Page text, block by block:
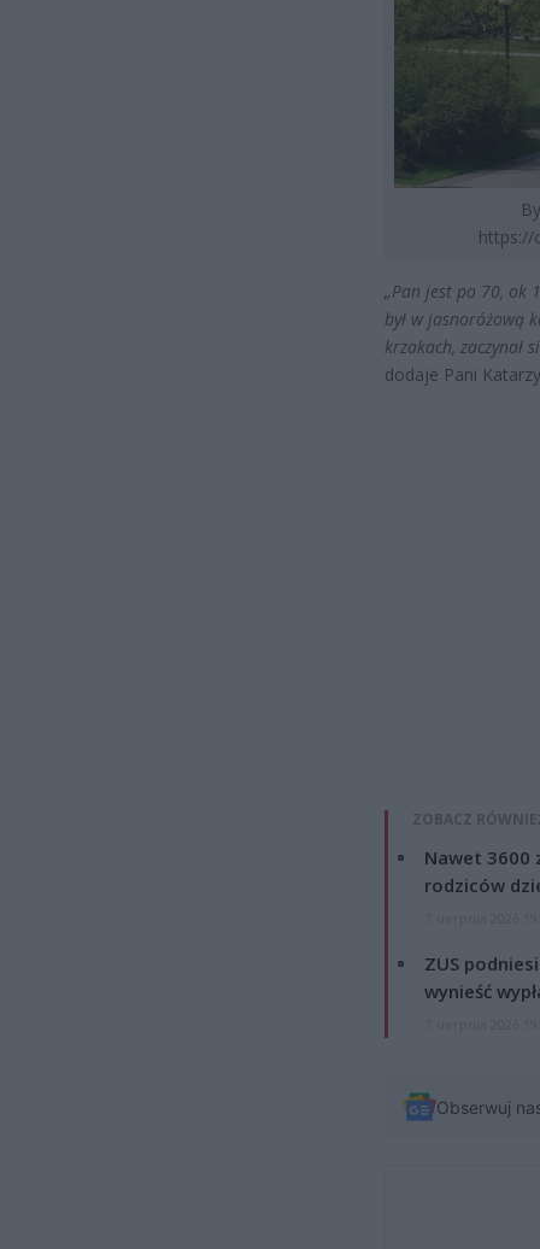
https://
„Pan jest po 70, ok
był w jasnoróżową
krzakach, zaczynał
dodaje Pani
ZOBACZ
Nawet 3600
rodziców
ZUS
wynieść
Obserwuj